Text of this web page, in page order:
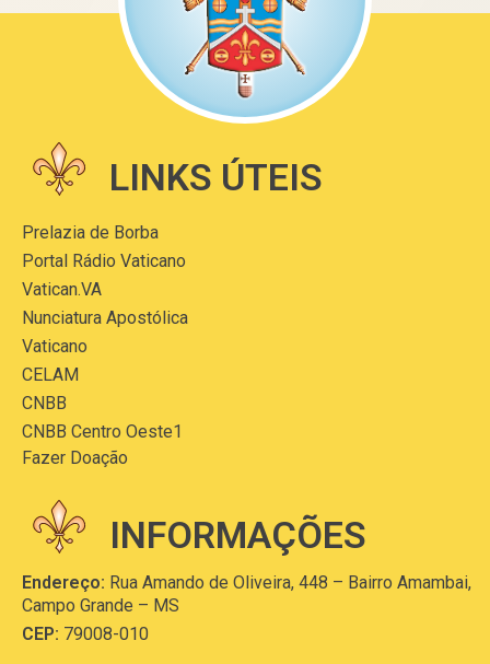
LINKS ÚTEIS
Prelazia de Borba
Portal Rádio Vaticano
Vatican.VA
Nunciatura Apostólica
Vaticano
CELAM
CNBB
CNBB Centro Oeste1
Fazer Doação
INFORMAÇÕES
Endereço: Rua Amando de Oliveira, 448 – Bairro Amambai,
Campo Grande – MS
CEP: 79008-010